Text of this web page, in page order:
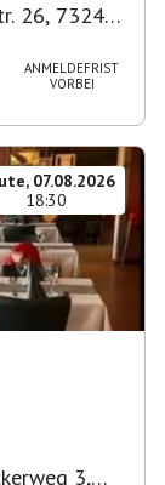
26, 73240
ANMELDEFRIST
VORBEI
07.08.2026
18:30
3,